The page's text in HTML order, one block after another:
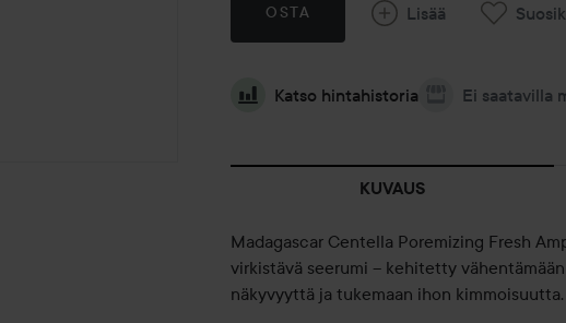
OSTA Lisää
Katso hintahistoria Ei saatavilla
KUVAUS
Madagascar Centella Poremizing Fresh
virkistävä seerumi – kehitetty
näkyvyyttä ja tukemaan ihon kimmoisuutta.